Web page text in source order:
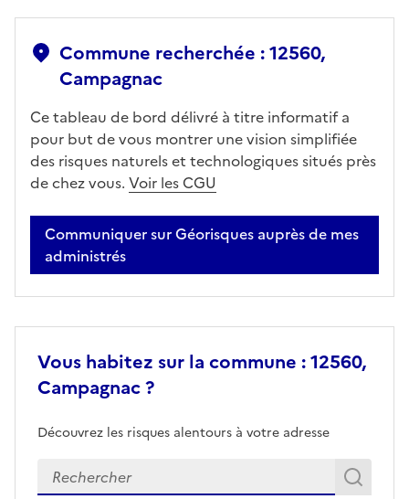
Commune recherchée : 12560,
Campagnac
Ce tableau de bord délivré à titre informatif a
pour but de vous montrer une vision simplifiée
des risques naturels et technologiques situés près
de chez vous. Voir les CGU
Communiquer sur Géorisques auprès de mes
administrés
Vous habitez sur la commune : 12560,
Campagnac ?
Découvrez les risques alentours à votre adresse
Veuillez renseigner votre adresse exacte